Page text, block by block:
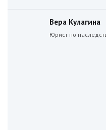
Вера Кулагина
Юрист по